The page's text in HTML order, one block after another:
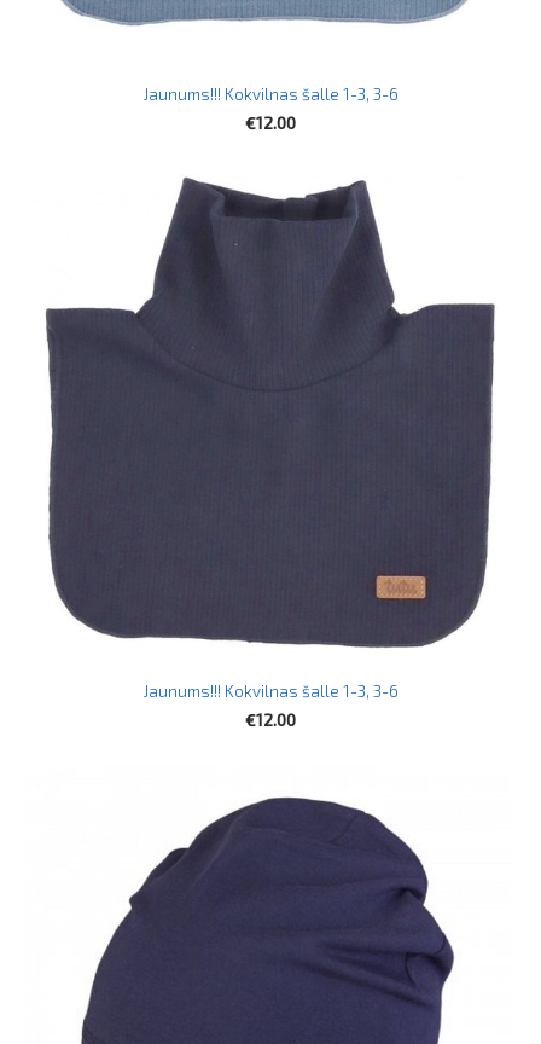
Jaunums!!! Kokvilnas šalle 1-3, 3-6
€12.00
Jaunums!!! Kokvilnas šalle 1-3, 3-6
€12.00